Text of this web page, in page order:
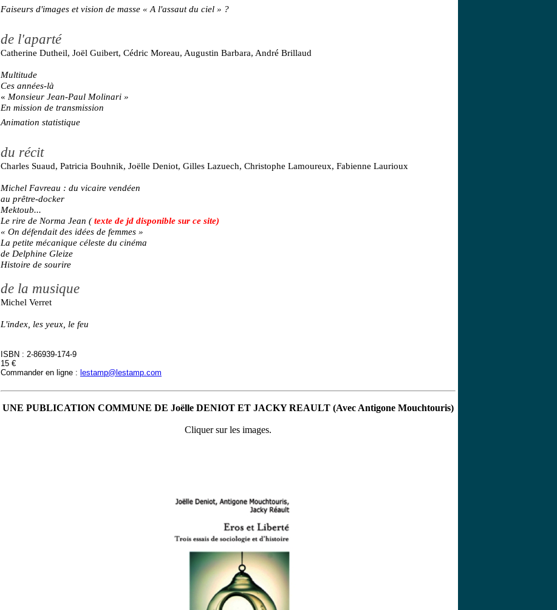
Faiseurs d'images et vision de masse « A l'assaut du ciel » ?
de l'aparté
Catherine Dutheil, Joël Guibert, Cédric Moreau, Augustin Barbara, André Brillaud
Multitude
Ces années-là
« Monsieur Jean-Paul Molinari »
En mission de transmission
Animation statistique
du récit
Charles Suaud, Patricia Bouhnik, Joëlle Deniot, Gilles Lazuech, Christophe Lamoureux, Fabienne Laurioux
Michel Favreau : du vicaire vendéen
au prêtre-docker
Mektoub...
Le rire de Norma Jean (texte de jd disponible sur ce site)
« On défendait des idées de femmes »
La petite mécanique céleste du cinéma
de Delphine Gleize
Histoire de sourire
de la musique
Michel Verret
L'index, les yeux, le feu
ISBN : 2-86939-174-9
15 €
Commander en ligne : lestamp@lestamp.com
UNE PUBLICATION COMMUNE DE Joëlle DENIOT ET JACKY REAULT (Avec Antigone Mouchtouris)
Cliquer sur les images.